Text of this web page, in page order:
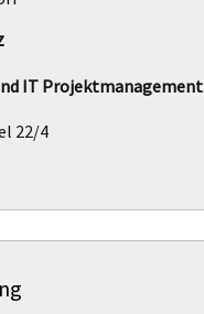
IT Projektmanagement
22/4